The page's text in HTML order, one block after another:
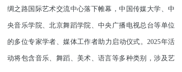
绸之路国际艺术交流中心落下帷幕，中国传媒大学、中
央音乐学院、北京舞蹈学院、中央广播电视总台等单位
的多位专家学者、媒体工作者助力启动仪式。2025年活
动将包含音乐、舞蹈、美术、语言等多种类别，涉及艺